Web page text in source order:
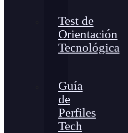
Test de
Orientación
Tecnológica
Guía
de
Perfiles
Tech